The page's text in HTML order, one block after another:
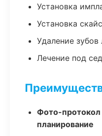
Установка
Установка
Удаление
Лечение под
Фото-протокол
планирование